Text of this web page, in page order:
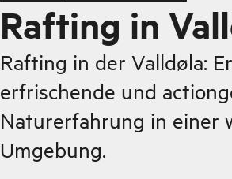
Rafting in
Rafting in der Valldøla:
erfrischende und
Naturerfahrung in einer
Umgebung.